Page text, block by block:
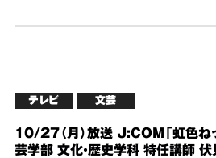
テレビ 文芸
10/27（月）放送 J:COM「虹色ね
芸学部 文化・歴史学科 特任講師